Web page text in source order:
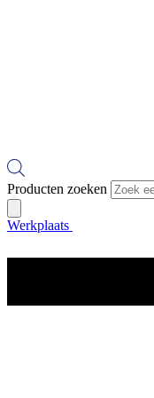
Producten zoeken
Werkplaats